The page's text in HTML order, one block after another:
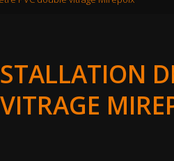
VITRAGE